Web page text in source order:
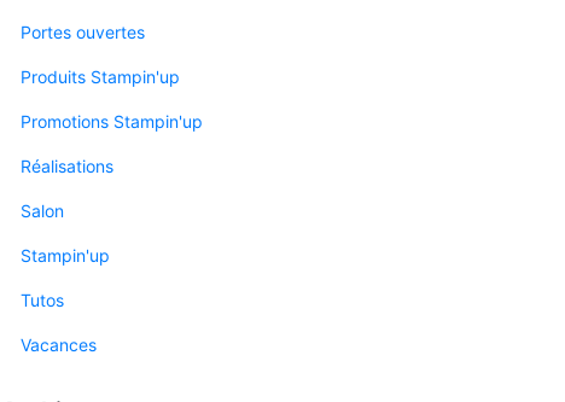
Portes ouvertes
Produits Stampin'up
Promotions Stampin'up
Réalisations
Salon
Stampin'up
Tutos
Vacances